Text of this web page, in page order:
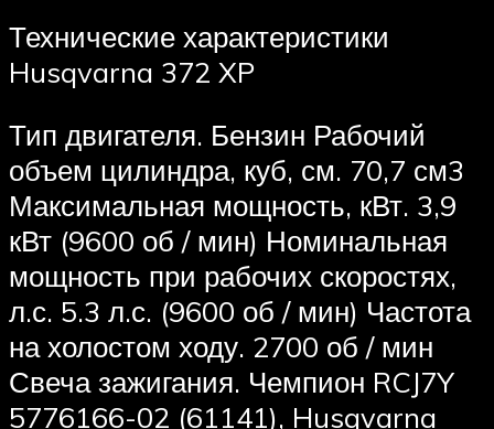
Технические характеристики
Husqvarna 372 XP
Тип двигателя. Бензин Рабочий
объем цилиндра, куб, см. 70,7 см3
Максимальная мощность, кВт. 3,9
кВт (9600 об / мин) Номинальная
мощность при рабочих скоростях,
л.с. 5.3 л.с. (9600 об / мин) Частота
на холостом ходу. 2700 об / мин
Свеча зажигания. Чемпион RCJ7Y
5776166-02 (61141), Husqvarna